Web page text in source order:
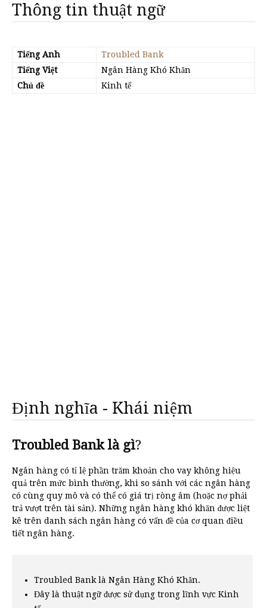
Thông tin thuật ngữ
Tiếng Anh
Troubled Bank
Tiếng Việt
Ngân Hàng Khó Khăn
Chủ đề
Kinh tế
Định nghĩa - Khái niệm
Troubled Bank là gì?
Ngân hàng có tỉ lệ phần trăm khoản cho vay không hiệu
quả trên mức bình thường, khi so sánh với các ngân hàng
có cùng quy mô và có thể có giá trị ròng âm (hoặc nợ phải
trả vượt trên tài sản). Những ngân hàng khó khăn được liệt
kê trên danh sách ngân hàng có vấn đề của cơ quan điều
tiết ngân hàng.
Troubled Bank là Ngân Hàng Khó Khăn.
Đây là thuật ngữ được sử dụng trong lĩnh vực Kinh